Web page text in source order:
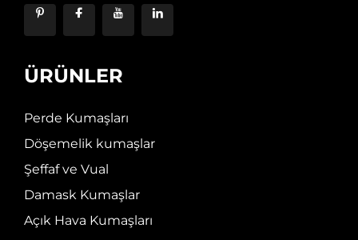
ÜRÜNLER
Perde Kumaşları
Döşemelik kumaşlar
Şeffaf ve Vual
Damask Kumaşlar
Açık Hava Kumaşları